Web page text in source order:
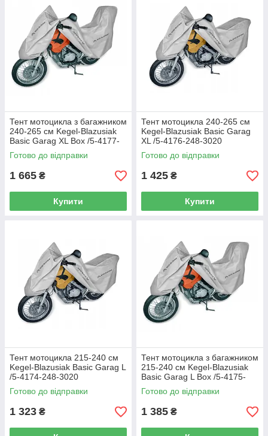
Тент мотоцикла з багажником
240-265 см Kegel-Blazusiak
Basic Garag XL Box /5-4177-
248-3020
Готово до відправки
1 665 ₴
Купити
Тент мотоцикла 240-265 см
Kegel-Blazusiak Basic Garag
XL /5-4176-248-3020
Готово до відправки
1 425 ₴
Купити
Тент мотоцикла 215-240 см
Kegel-Blazusiak Basic Garag L
/5-4174-248-3020
Готово до відправки
1 323 ₴
Тент мотоцикла з багажником
215-240 см Kegel-Blazusiak
Basic Garag L Box /5-4175-
248-3020
Готово до відправки
1 385 ₴